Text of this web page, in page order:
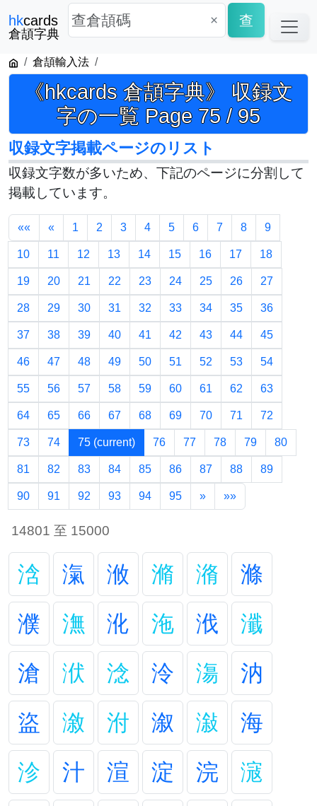
hkcards
倉頡字典
× 查
倉頡輸入法
《hkcards 倉頡字典》 収録文
字の一覧 Page 75 / 95
収録文字掲載ページのリスト
収録文字数が多いため、下記のページに分割して
掲載しています。
«« « 1 2 3 4 5 6 7 8 9
10 11 12 13 14 15 16 17 18
19 20 21 22 23 24 25 26 27
28 29 30 31 32 33 34 35 36
37 38 39 40 41 42 43 44 45
46 47 48 49 50 51 52 53 54
55 56 57 58 59 60 61 62 63
64 65 66 67 68 69 70 71 72
73 74 75 (current) 76 77 78 79 80
81 82 83 84 85 86 87 88 89
90 91 92 93 94 95 » »»
14801 至 15000
浛 滊 浟 滫 潃
滌
濮
潕 沎 沲 浌
瀸
滄
洑 淰 泠 漡
汭
盜
漵 泭 溆 潊
海
沴
汁 渲 淀 浣
滱